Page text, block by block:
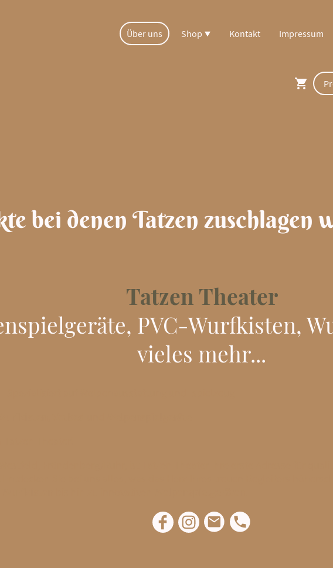
Über uns Shop Kontakt Impressum
bei denen Tatzen zuschlagen
Tatzen Theater
PVC-Wurfkisten,
vieles mehr...